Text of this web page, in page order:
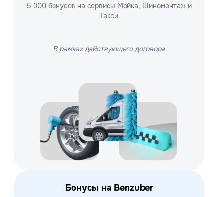
5 000 бонусов на сервисы Мойка, Шиномонтаж и
Такси
В рамках действующего договора
Бонусы на Benzuber